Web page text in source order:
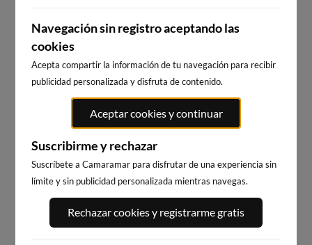
WEBCAM PLAYA DE ROBAYERA,
MIENGO
WEBCAMS CERCANAS
PLAYA DE EL RIS
36km · Arnuero
0.4 m CHOPI
EL BRUSCO
0.4 m CHOPI
Navegación sin registro aceptando las
cookies
Acepta compartir la información de tu navegación para recibir
publicidad personalizada y disfruta de contenido.
Aceptar cookies y continuar
Suscribirme y rechazar
Suscríbete a Camaramar para disfrutar de una experiencia sin
límite y sin publicidad personalizada mientras navegas.
Rechazar cookies y registrarme gratis